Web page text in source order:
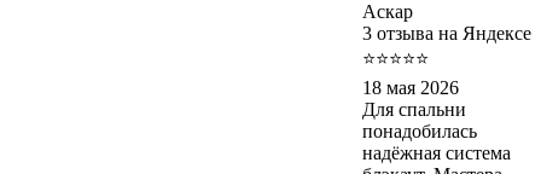
Аскар
3 отзыва на Яндексе
⭐⭐⭐⭐⭐
18 мая 2026
Для спальни
понадобилась
надёжная система